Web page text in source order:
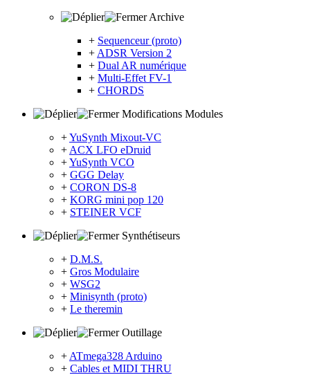
Archive
+ Sequenceur (proto)
+ ADSR Version 2
+ Dual AR numérique
+ Multi-Effet FV-1
+ CHORDS
Modifications Modules
+YuSynth Mixout-VC
+ ACX LFO eDruid
+YuSynth VCO
+ GGG Delay
+ CORON DS-8
+ KORG mini pop 120
+ STEINER VCF
Synthétiseurs
+ D.M.S.
+ Gros Modulaire
+ WSG2
+ Minisynth (proto)
+ Le theremin
Outillage
+ ATmega328 Arduino
+ Cables et MIDI THRU